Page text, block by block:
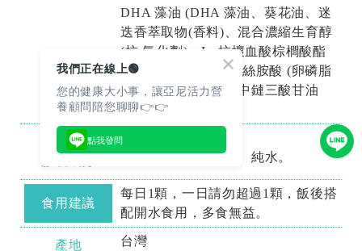
營養成分
DHA 藻油 (DHA 藻油、葵花油、迷
迭香萃取物(香料)、混合濃縮生育醇
(抗 氧化劑)、L- 抗壞血酸棕櫚酸酯
(抗氧化劑))、磷脂醯絲胺酸 (卵磷脂
(含磷脂醯絲胺酸)、中鏈三酸甘油
酯))。
明膠(牛來源)、甘油、純水。
食用建議
每日1顆，一日請勿超過1顆，飯後搭
配開水食用，多食無益。
產地 台灣
我們正在線上🟢
您的健康大小事，讓亞尼活力營
養顧問陪您聊聊👉👉
點我發問